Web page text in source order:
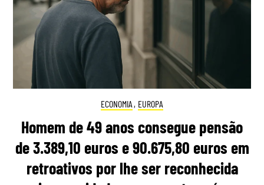
ECONOMIA , EUROPA
Homem de 49 anos consegue pensão
de 3.389,10 euros e 90.675,80 euros em
retroativos por lhe ser reconhecida